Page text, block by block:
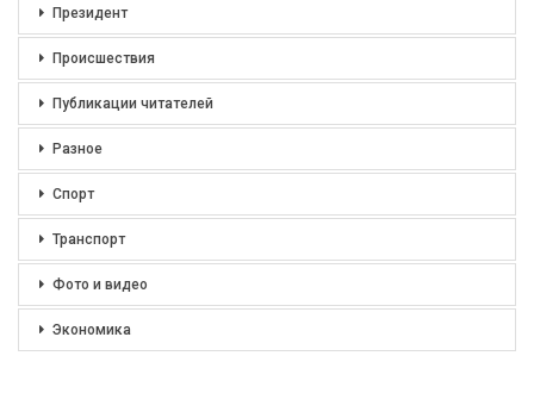
Президент
Происшествия
Публикации читателей
Разное
Спорт
Транспорт
Фото и видео
Экономика